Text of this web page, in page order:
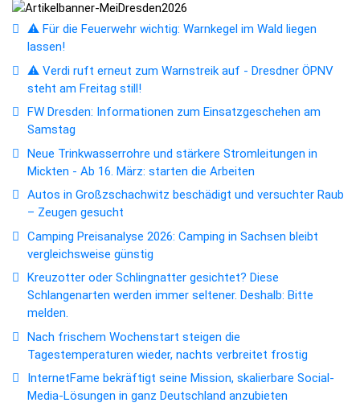
⚠️ Für die Feuerwehr wichtig: Warnkegel im Wald liegen
lassen!
⚠️ Verdi ruft erneut zum Warnstreik auf - Dresdner ÖPNV
steht am Freitag still!
FW Dresden: Informationen zum Einsatzgeschehen am
Samstag
Neue Trinkwasserrohre und stärkere Stromleitungen in
Mickten - Ab 16. März: starten die Arbeiten
Autos in Großzschachwitz beschädigt und versuchter Raub
– Zeugen gesucht
Camping Preisanalyse 2026: Camping in Sachsen bleibt
vergleichsweise günstig
Kreuzotter oder Schlingnatter gesichtet? Diese
Schlangenarten werden immer seltener. Deshalb: Bitte
melden.
Nach frischem Wochenstart steigen die
Tagestemperaturen wieder, nachts verbreitet frostig
InternetFame bekräftigt seine Mission, skalierbare Social-
Media-Lösungen in ganz Deutschland anzubieten